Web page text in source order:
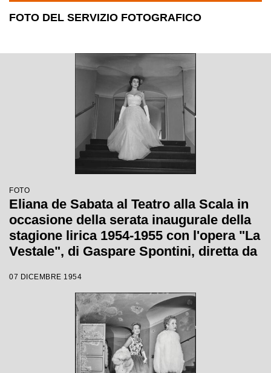
FOTO DEL SERVIZIO FOTOGRAFICO
FOTO
Eliana de Sabata al Teatro alla Scala in
occasione della serata inaugurale della
stagione lirica 1954-1955 con l'opera "La
Vestale", di Gaspare Spontini, diretta da
Visconti
07 DICEMBRE 1954